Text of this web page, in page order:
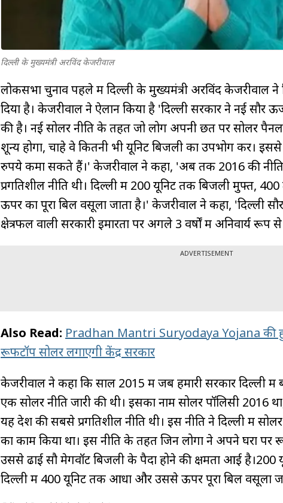
दिल्ली के मुख्यमंत्री अरविंद केजरीवाल
लोकसभा चुनाव पहले में दिल्ली के मुख्यमंत्री अरविंद केजरीवाल ने
दिया है। केजरीवाल ने ऐलान किया है 'दिल्ली सरकार ने नई सौर
की है। नई सोलर नीति के तहत जो लोग अपनी छत पर सोलर
शून्य होगा, चाहे वे कितनी भी यूनिट बिजली का उपभोग करें।
रुपये कमा सकते हैं।' केजरीवाल ने कहा, 'अब तक 2016 की
प्रगतिशील नीति थी। दिल्ली में 200 यूनिट तक बिजली मुफ्त,
ऊपर का पूरा बिल वसूला जाता है।' केजरीवाल ने कहा, 'दिल्ली
क्षेत्रफल वाली सरकारी इमारतों पर अगले 3 वर्षों में अनिवार्य रूप
ADVERTISEMENT
Also Read: Pradhan Mantri Suryodaya Yojana की
रूफटॉप सोलर लगाएगी केंद्र सरकार
केजरीवाल ने कहा कि साल 2015 में जब हमारी सरकार दिल्ली
एक सोलर नीति जारी की थी। इसका नाम सोलर पॉलिसी 2016
यह देश की सबसे प्रगतिशील नीति थी। इस नीति ने दिल्ली में
का काम किया था। इस नीति के तहत जिन लोगों ने अपने घरों
उससे ढाई सौ मेगवॉट बिजली के पैदा होने की क्षमता आई है।200
दिल्ली में 400 यूनिट तक आधा और उससे ऊपर पूरा बिल वसूला